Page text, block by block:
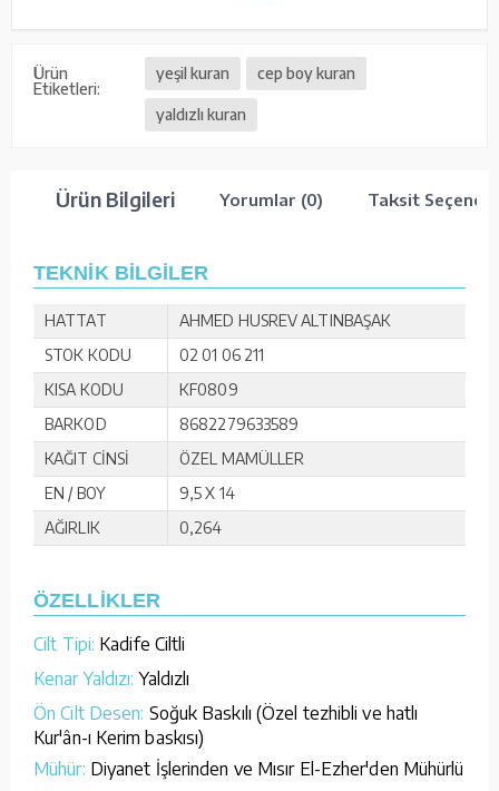
Ürün
Etiketleri:
yeşil kuran cep boy kuran
yaldızlı kuran
Ürün Bilgileri Yorumlar (0) Taksit
TEKNİK BİLGİLER
HATTAT
AHMED HUSREV ALTINBAŞAK
STOK KODU
02 01 06 211
KISA KODU
KF0809
BARKOD
8682279633589
KAĞIT CİNSİ
ÖZEL MAMÜLLER
EN / BOY
9,5 X 14
AĞIRLIK
0,264
ÖZELLİKLER
Cilt Tipi: Kadife Ciltli
Kenar Yaldızı: Yaldızlı
Ön Cilt Desen: Soğuk Baskılı (Özel tezhibli ve hatlı
Kur'ân-ı Kerim baskısı)
Mühür: Diyanet İşlerinden ve Mısır El-Ezher'den Mühürlü